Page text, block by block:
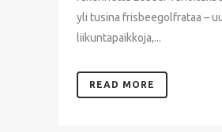
yli tusina frisbeegolfrataa –
liikuntapaikkoja,...
READ MORE